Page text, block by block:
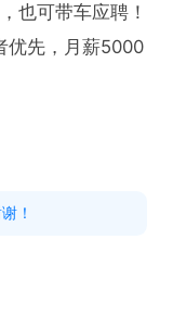
也可带车应聘！
优先，月薪5000
！